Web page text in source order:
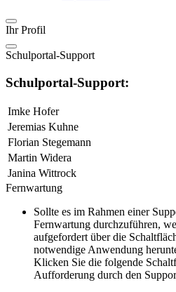
Ihr Profil
Schulportal-Support
Schulportal-Support:
Imke Hofer
Jeremias Kuhne
Florian Stegemann
Martin Widera
Janina Wittrock
Fernwartung
Sollte es im Rahmen einer
Fernwartung durchzuführen,
aufgefordert über die
notwendige Anwendung
Klicken Sie die folgende
Aufforderung durch den